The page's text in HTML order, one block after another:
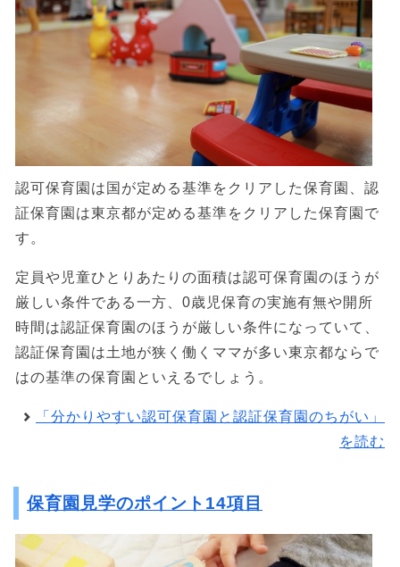
認可保育園は国が定める基準をクリアした保育園、認
証保育園は東京都が定める基準をクリアした保育園で
す。
定員や児童ひとりあたりの面積は認可保育園のほうが
厳しい条件である一方、0歳児保育の実施有無や開所
時間は認証保育園のほうが厳しい条件になっていて、
認証保育園は土地が狭く働くママが多い東京都ならで
はの基準の保育園といえるでしょう。
「分かりやすい認可保育園と認証保育園のちがい」
を読む
保育園見学のポイント14項目